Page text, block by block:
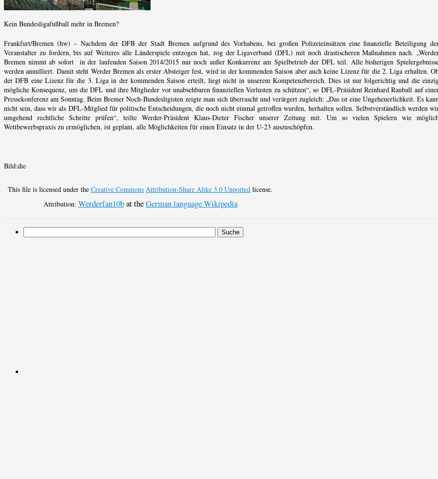
Kein Bundesligafußball mehr in Bremen?
Frankfurt/Bremen (hw) – Nachdem der DFB der Stadt Bremen aufgrund des Vorhabens, bei großen Polizeieinsätzen eine finanzielle Beteiligung
Veranstalter zu fordern, bis auf Weiteres alle Länderspiele entzogen hat, zog der Ligaverband (DFL) mit noch drastischeren Maßnahmen nach.
Bremen nimmt ab sofort in der laufenden Saison 2014/2015 nur noch außer Konkurrenz am Spielbetrieb der DFL teil. Alle bisherigen
werden annulliert. Damit steht Werder Bremen als erster Absteiger fest, wird in der kommenden Saison aber auch keine Lizenz für die 2. Liga erhalten.
der DFB eine Lizenz für die 3. Liga in der kommenden Saison erteilt, liegt nicht in unserem Kompetenzbereich. Dies ist nur folgerichtig und die
mögliche Konsequenz, um die DFL und ihre Mitglieder vor unabsehbaren finanziellen Verlusten zu schützen“, so DFL-Präsident Reinhard Rauball auf
Pressekonferenz am Sonntag. Beim Bremer Noch-Bundesligisten zeigte man sich überrascht und verärgert zugleich: „Das ist eine Ungeheuerlichkeit. Es
nicht sein, dass wir als DFL-Mitglied für politische Entscheidungen, die noch nicht einmal getroffen wurden, herhalten sollen. Selbstverständlich werden
umgehend rechtliche Schritte prüfen“, teilte Werder-Präsident Klaus-Dieter Fischer unserer Zeitung mit. Um so vielen Spielern wie
Wettbewerbspraxis zu ermöglichen, ist geplant, alle Möglichkeiten für einen Einsatz in der U-23 auszuschöpfen.
Bild:die
This file is licensed under the Creative Commons Attribution-Share Alike 3.0 Unported license.
Attribution: Werderfan10bat theGerman language Wikipedia